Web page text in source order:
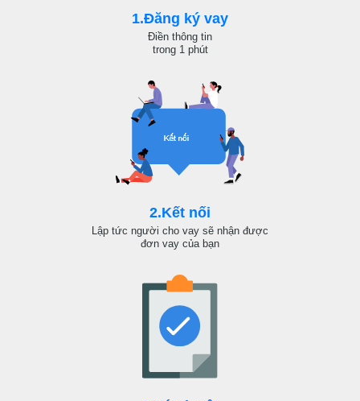
1.Đăng ký vay
Điền thông tin
trong 1 phút
2.Kết nối
Lập tức người cho vay sẽ nhận được
đơn vay của bạn